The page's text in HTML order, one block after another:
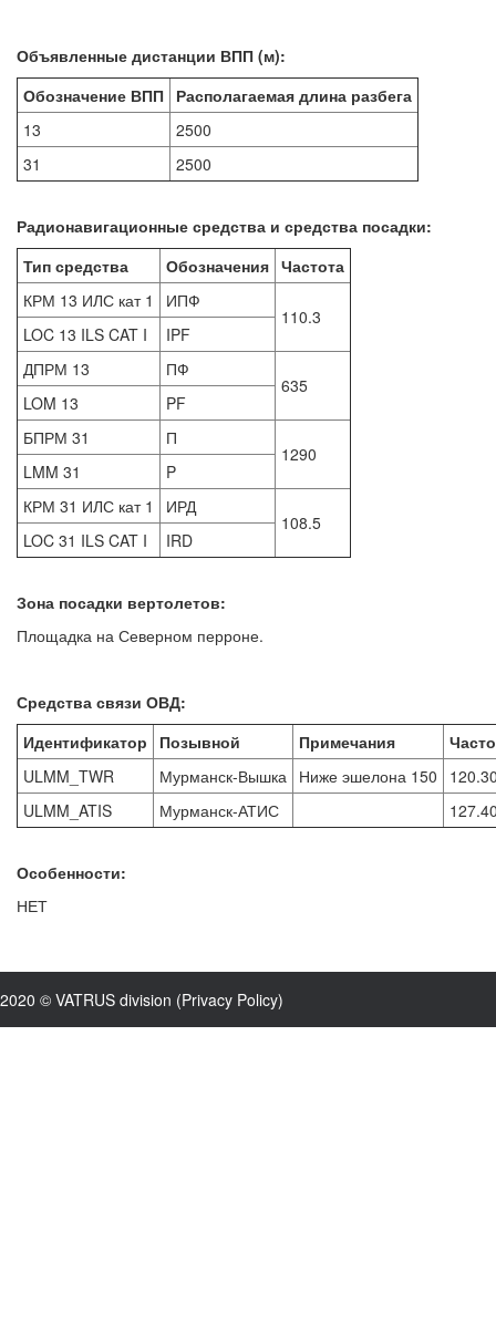
Объявленные дистанции ВПП (м):
Обозначение ВПП Располагаемая длина разбега
13
2500
31
2500
Радионавигационные средства и средства посадки:
Тип средства
Обозначения Частота
КРМ 13 ИЛС кат 1
ИПФ
110.3
LOC 13 ILS CAT I
IPF
ДПРМ 13
ПФ
635
LOM 13
PF
БПРМ 31
П
1290
LMM 31
P
КРМ 31 ИЛС кат 1
ИРД
108.5
LOC 31 ILS CAT I
IRD
Зона посадки вертолетов:
Площадка на Северном перроне.
Средства связи ОВД:
Идентификатор
Позывной Примечания
ULMM_TWR
Мурманск-Вышка Ниже эшелона 150
ULMM_ATIS
Мурманск-АТИС
Особенности:
НЕТ
2020 © VATRUS division (Privacy Policy)